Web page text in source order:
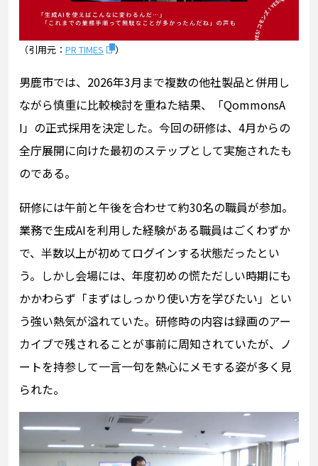
（引用元： PR TIMES ）
男鹿市では、2026年3月まで複数の他社製品と併用し
ながら慎重に比較検討を重ねた結果、「QommonsA
I」の正式採用を決定した。今回の研修は、4月からの
全庁展開に向けた最初のステップとして実施されたも
のである。
研修には午前と午後を合わせて約30名の職員が参加。
業務で生成AIを利用した経験がある職員はごくわずか
で、半数以上が初めてログインする状態だったとい
う。しかし会場には、年度初めの慌ただしい時期にも
かかわらず「まずはしっかり使い方を学びたい」とい
う強い熱気が溢れていた。研修時の内容は録画のアー
カイブで残されることが事前に周知されていたが、ノ
ートを持参して一言一句を熱心にメモする姿が多く見
られた。